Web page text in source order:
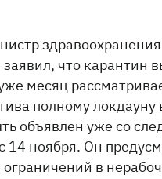
заявил, что карантин
месяц
полному локдауну
объявлен уже со
14 ноября. Он
ограничений в